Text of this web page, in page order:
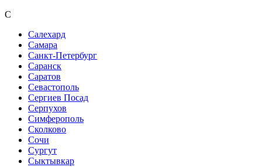
С
Салехард
Самара
Санкт-Петербург
Саранск
Саратов
Севастополь
Сергиев Посад
Серпухов
Симферополь
Сколково
Сочи
Сургут
Сыктывкар